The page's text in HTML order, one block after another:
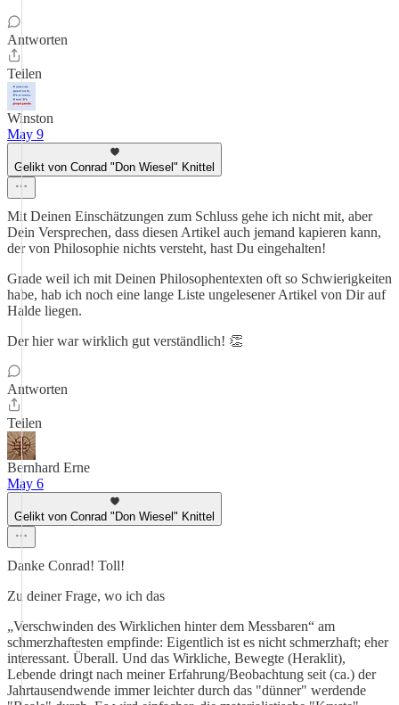
Antworten
Teilen
Winston
May 9
Gelikt von Conrad "Don Wiesel" Knittel
Mit Deinen Einschätzungen zum Schluss gehe ich nicht mit, aber
Dein Versprechen, dass diesen Artikel auch jemand kapieren kann,
der von Philosophie nichts versteht, hast Du eingehalten!
Grade weil ich mit Deinen Philosophentexten oft so Schwierigkeiten
habe, hab ich noch eine lange Liste ungelesener Artikel von Dir auf
Halde liegen.
Der hier war wirklich gut verständlich! 👏
Antworten
Teilen
Bernhard Erne
May 6
Gelikt von Conrad "Don Wiesel" Knittel
Danke Conrad! Toll!
Zu deiner Frage, wo ich das
„Verschwinden des Wirklichen hinter dem Messbaren“ am
schmerzhaftesten empfinde: Eigentlich ist es nicht schmerzhaft; eher
interessant. Überall. Und das Wirkliche, Bewegte (Heraklit),
Lebende dringt nach meiner Erfahrung/Beobachtung seit (ca.) der
Jahrtausendwende immer leichter durch das "dünner" werdende